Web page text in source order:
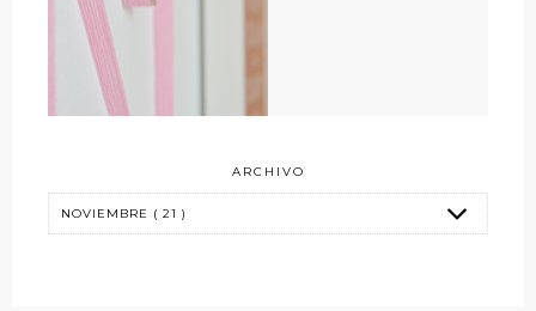
ARCHIVO